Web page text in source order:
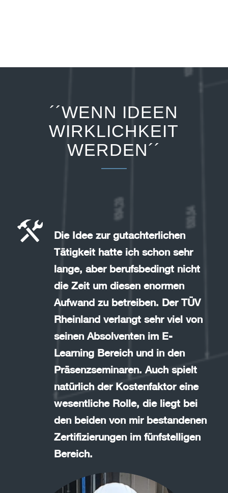
´´WENN IDEEN
WIRKLICHKEIT
WERDEN´´
Die Idee zur gutachterlichen
Tätigkeit hatte ich schon sehr
lange, aber berufsbedingt nicht
die Zeit um diesen enormen
Aufwand zu betreiben. Der TÜV
Rheinland verlangt sehr viel von
seinen Absolventen im E-
Learning Bereich und in den
Präsenzseminaren. Auch spielt
natürlich der Kostenfaktor eine
wesentliche Rolle, die liegt bei
den beiden von mir bestandenen
Zertifizierungen im fünfstelligen
Bereich.